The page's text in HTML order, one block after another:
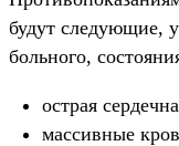
будут следующие,
больного,
острая
массивные